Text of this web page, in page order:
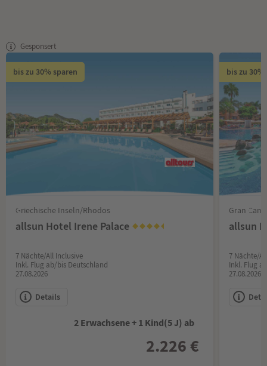
Gesponsert
bis zu 30% sparen
Griechische Inseln/Rhodos
allsun Hotel Irene Palace
7 Nächte/All Inclusive
Inkl. Flug ab/bis Deutschland
27.08.2026
Details
2 Erwachsene + 1 Kind(5 J) ab
2.226 €
bis zu
Gran
allsun
7 Nächte/
Inkl. Flug
27.08.2026